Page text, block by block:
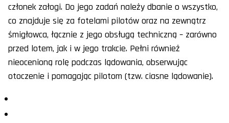
członek załogi. Do jego zadań należy dbanie o wszystko,
co znajduje się za fotelami pilotów oraz na zewnątrz
śmigłowca, łącznie z jego obsługą techniczną – zarówno
przed lotem, jak i w jego trakcie. Pełni również
nieocenioną rolę podczas lądowania, obserwując
otoczenie i pomagając pilotom (tzw. ciasne lądowanie).